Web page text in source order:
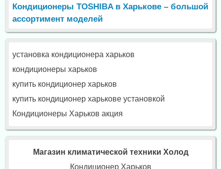
Кондиционеры TOSHIBA в Харькове – большой
ассортимент моделей
установка кондиционера харьков
кондиционеры харьков
купить кондиционер харьков
купить кондиционер харькове установкой
Кондиционеры Харьков акция
Магазин климатической техники Холод
Кондиционер Харьков